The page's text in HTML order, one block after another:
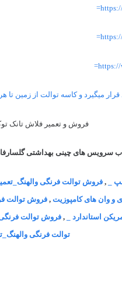
https://
میگیرد و کاسه توالت از زمین
فروش و تعمیر فلاش تانک
سرویس های چینی بهداشتی
_
, فروش توالت فرنگی
و وان های کامپوزیت ,فروش توالت
استاندارد _ , فروش توالت فرنگی
توالت فرنگی